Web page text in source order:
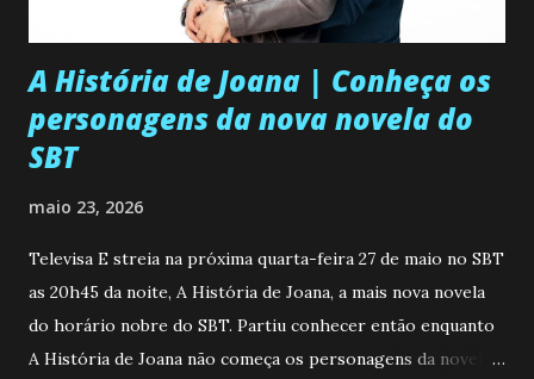
A História de Joana | Conheça os
personagens da nova novela do
SBT
maio 23, 2026
Televisa E streia na próxima quarta-feira 27 de maio no SBT
as 20h45 da noite, A História de Joana, a mais nova novela
do horário nobre do SBT. Partiu conhecer então enquanto
A História de Joana não começa os personagens da novela?